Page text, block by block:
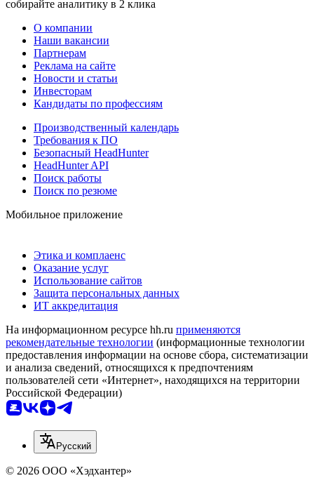
собирайте аналитику в 2 клика
О компании
Наши вакансии
Партнерам
Реклама на сайте
Новости и статьи
Инвесторам
Кандидаты по профессиям
Производственный календарь
Требования к ПО
Безопасный HeadHunter
HeadHunter API
Поиск работы
Поиск по резюме
Мобильное приложение
Этика и комплаенс
Оказание услуг
Использование сайтов
Защита персональных данных
ИТ аккредитация
На информационном ресурсе hh.ru применяются
рекомендательные технологии (информационные технологии
предоставления информации на основе сбора, систематизации
и анализа сведений, относящихся к предпочтениям
пользователей сети «Интернет», находящихся на территории
Российской Федерации)
Русский
© 2026 ООО «Хэдхантер»